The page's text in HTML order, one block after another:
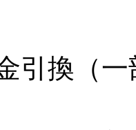
引換（